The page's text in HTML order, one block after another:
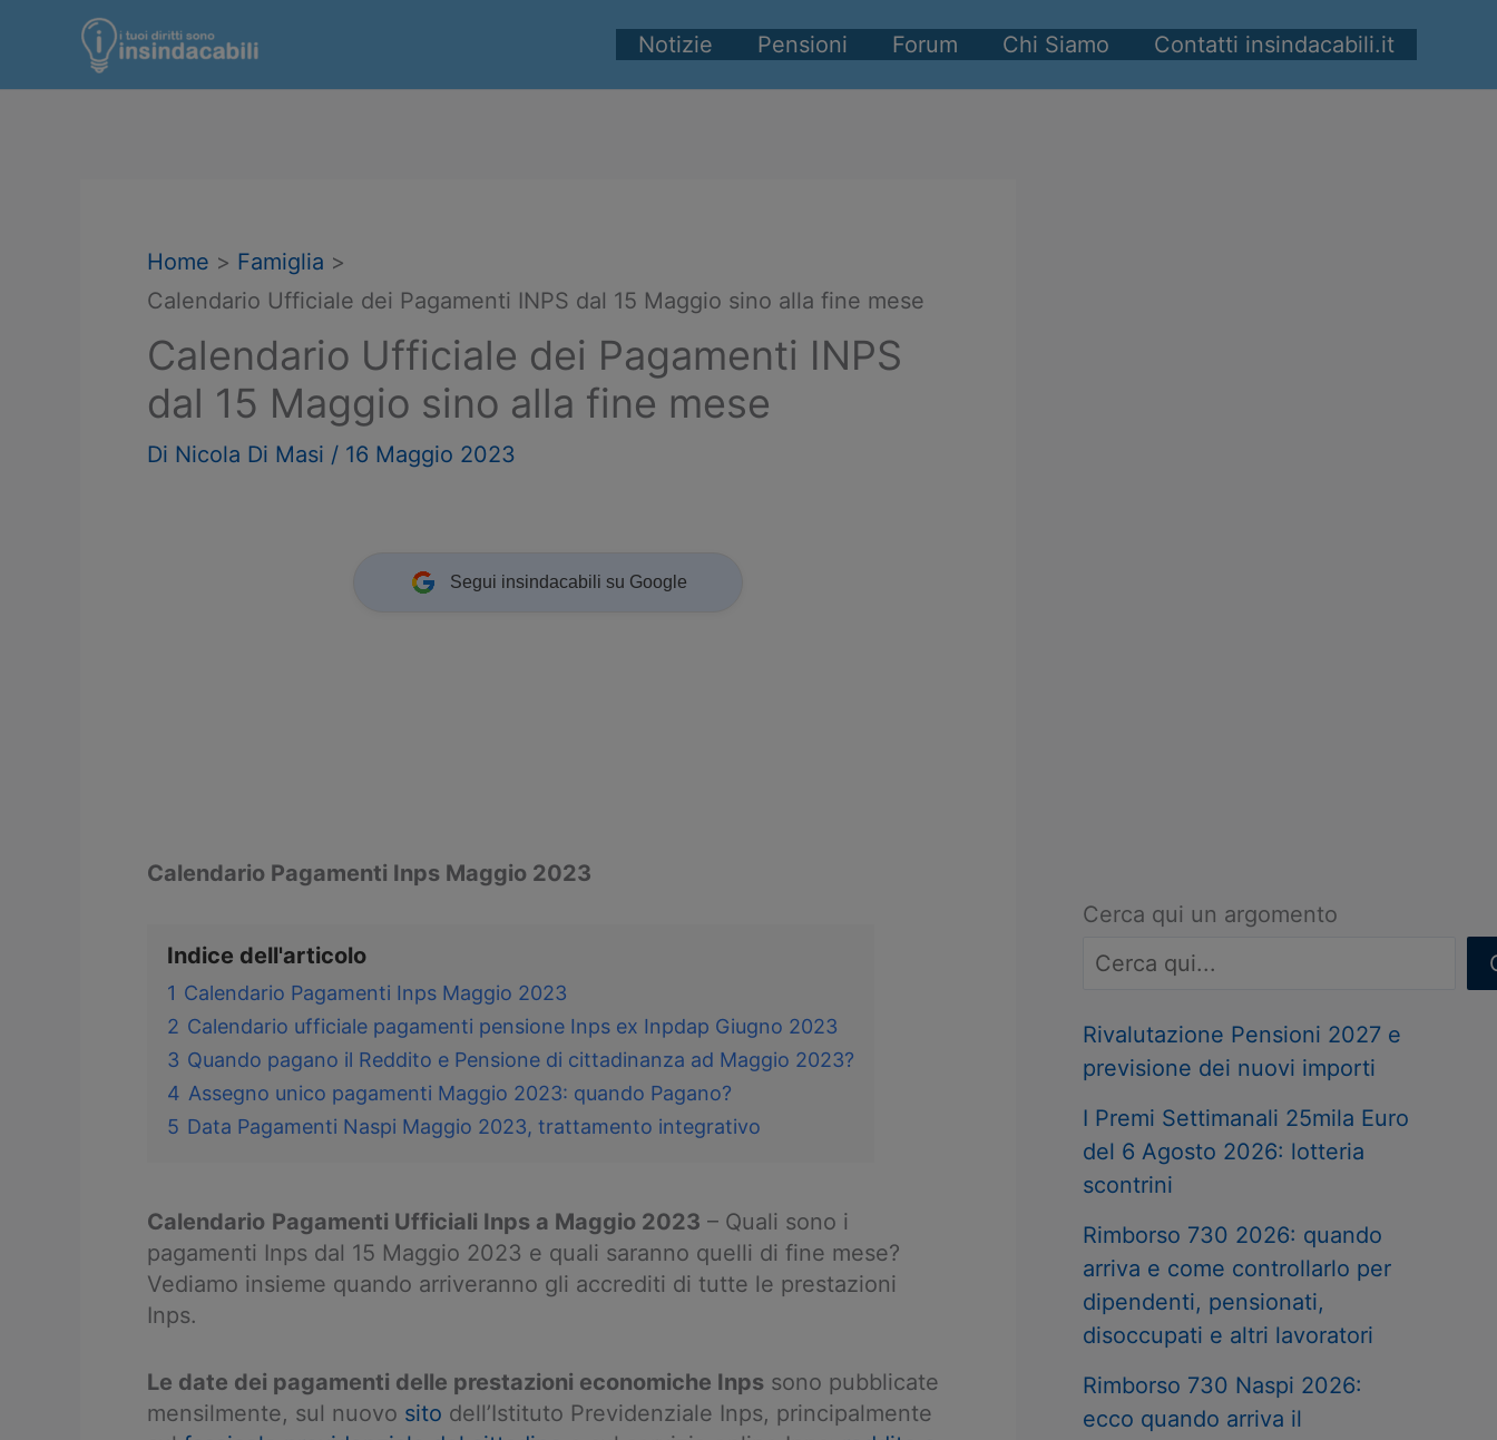
contenuto
Notizie Pensioni Forum Chi Siamo Contatti insindacabili.it
Home
Famiglia
Calendario Ufficiale dei Pagamenti INPS dal 15 Maggio sino alla fine mese
Calendario Ufficiale dei Pagamenti INPS
dal 15 Maggio sino alla fine mese
Di Nicola Di Masi / 16 Maggio 2023
Segui insindacabili su Google
Calendario Pagamenti Inps Maggio 2023
Indice dell'articolo
1 Calendario Pagamenti Inps Maggio 2023
2 Calendario ufficiale pagamenti pensione Inps ex Inpdap Giugno 2023
3 Quando pagano il Reddito e Pensione di cittadinanza ad Maggio 2023?
4 Assegno unico pagamenti Maggio 2023: quando Pagano?
5 Data Pagamenti Naspi Maggio 2023, trattamento integrativo
Calendario Pagamenti Ufficiali Inps a Maggio 2023 – Quali sono i
pagamenti Inps dal 15 Maggio 2023 e quali saranno quelli di fine mese?
Vediamo insieme quando arriveranno gli accrediti di tutte le prestazioni
Inps.
Le date dei pagamenti delle prestazioni economiche Inps sono pubblicate
mensilmente, sul nuovo sito dell’Istituto Previdenziale Inps, principalmente
Cerca qui un argomento
Rivalutazione Pensioni 2027 e
previsione dei nuovi importi
I Premi Settimanali 25mila Euro
del 6 Agosto 2026: lotteria
scontrini
Rimborso 730 2026: quando
arriva e come controllarlo per
dipendenti, pensionati,
disoccupati e altri lavoratori
Rimborso 730 Naspi 2026:
ecco quando arriva il